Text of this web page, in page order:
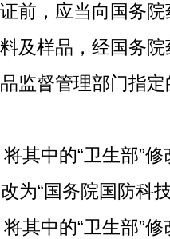
前，应当向国务
及样品，经国务
监督管理部门指
其中的“卫生部”
为“国务院国防科
其中的“卫生部”